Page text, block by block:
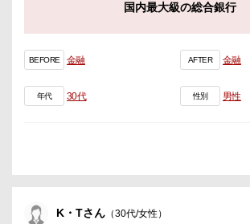
国内最大級の総合銀行
BEFORE 金融 AFTER 金融
年代 30代 性別 男性
K・Tさん （30代/女性）